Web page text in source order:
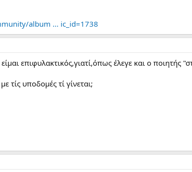
album ... ic_id=1738
επιφυλακτικός,γιατί,όπως έλεγε και ο ποιητής
τίς υποδομές τί γίνεται;